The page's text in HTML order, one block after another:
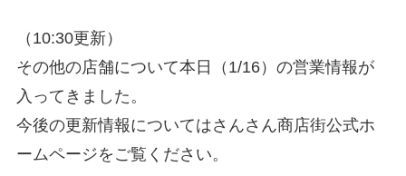
（10:30更新）
その他の店舗について本日（1/16）の営業情報が
入ってきました。
今後の更新情報についてはさんさん商店街公式ホ
ームページをご覧ください。